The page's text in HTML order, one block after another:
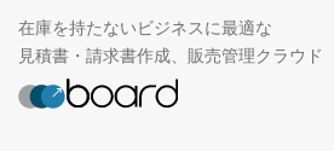
在庫を持たないビジネスに最適な
見積書・請求書作成、販売管理クラウド